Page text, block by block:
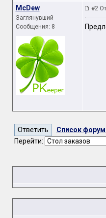
McDew
Заглянувший
Сообщения: 8
#2
Список
Перейти: